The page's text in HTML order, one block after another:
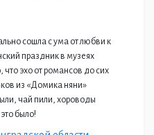
сошла с ума от любви к
праздник в музеях
эхо от романсов до сих
из «Домика няни»
чай пили, хороводы
было!